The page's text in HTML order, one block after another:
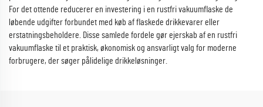
For det ottende reducerer en investering i en rustfri vakuumflaske de
løbende udgifter forbundet med køb af flaskede drikkevarer eller
erstatningsbeholdere. Disse samlede fordele gør ejerskab af en rustfri
vakuumflaske til et praktisk, økonomisk og ansvarligt valg for moderne
forbrugere, der søger pålidelige drikkeløsninger.